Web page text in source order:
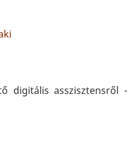
digitális asszisztensről -